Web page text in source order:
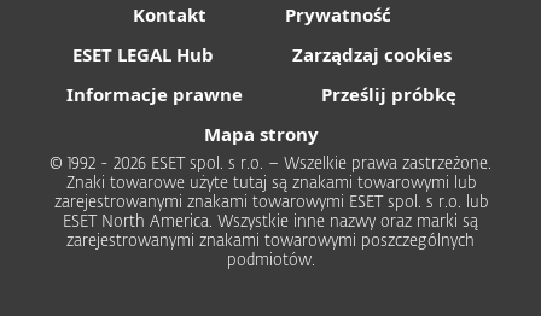
Kontakt
Prywatność
ESET LEGAL Hub
Zarządzaj cookies
Informacje prawne
Prześlij próbkę
Mapa strony
© 1992 - 2026 ESET spol. s r.o. – Wszelkie prawa zastrzeżone.
Znaki towarowe użyte tutaj są znakami towarowymi lub
zarejestrowanymi znakami towarowymi ESET spol. s r.o. lub
ESET North America. Wszystkie inne nazwy oraz marki są
zarejestrowanymi znakami towarowymi poszczególnych
podmiotów.